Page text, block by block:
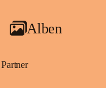
Alben
Partner